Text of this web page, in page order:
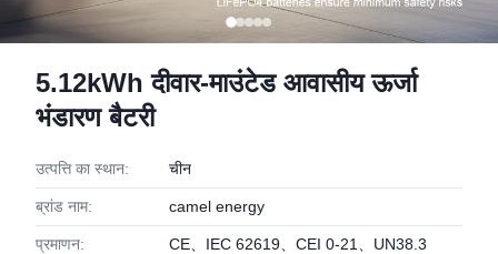
5.12kWh दीवार-माउंटेड आवासीय ऊर्जा
भंडारण बैटरी
उत्पत्ति का स्थान: चीन
ब्रांड नाम: camel energy
प्रमाणन: CE、IEC 62619、CEI 0-21、UN38.3